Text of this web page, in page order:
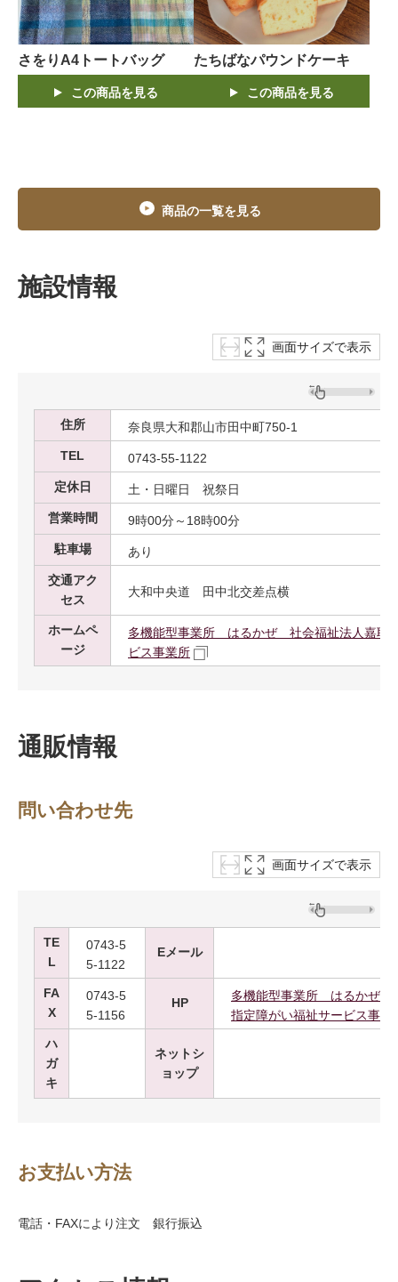
さをりA4トートバッグ
この商品を見る
たちばなパウンドケーキ
この商品を見る
商品の一覧を見る
施設情報
画面サイズで表示
住所
奈良県大和郡山市田中町750-1
TEL
0743-55-1122
定休日
土・日曜日 祝祭日
営業時間
9時00分～18時00分
駐車場
あり
交通アク
セス
大和中央道 田中北交差点横
ホームペ
ージ
多機能型事業所 はるかぜ 社会福祉法人嘉耶
ビス事業所
通販情報
問い合わせ先
画面サイズで表示
TE
L
0743-5
5-1122
Eメール
FA
X
0743-5
5-1156
HP
多機能型事業所 はるかぜ
指定障がい福祉サービス事業
ハ
ガ
キ
ネットシ
ョップ
お支払い方法
電話・FAXにより注文 銀行振込